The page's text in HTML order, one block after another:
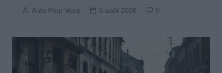
Auto Pour Vous 5 août 2026 0